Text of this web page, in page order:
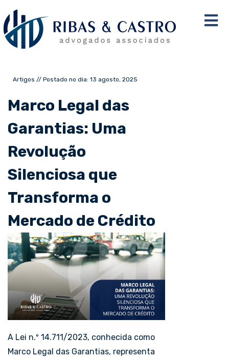
Artigos // Postado no dia: 13 agosto, 2025
Marco Legal das
Garantias: Uma
Revolução
Silenciosa que
Transforma o
Mercado de Crédito
A Lei n.º 14.711/2023, conhecida como
Marco Legal das Garantias, representa